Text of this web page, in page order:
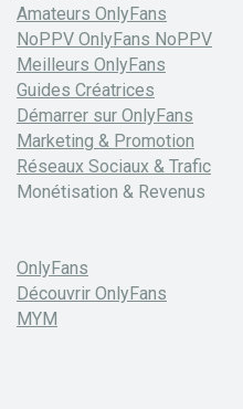
Amateurs OnlyFans
NoPPV OnlyFans NoPPV
Meilleurs OnlyFans
Guides Créatrices
Démarrer sur OnlyFans
Marketing & Promotion
Réseaux Sociaux & Trafic
Monétisation & Revenus
OnlyFans
Découvrir OnlyFans
MYM